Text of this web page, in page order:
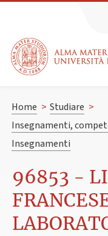
Home > Studiare >
Insegnamenti,
Insegnamenti
96853 -